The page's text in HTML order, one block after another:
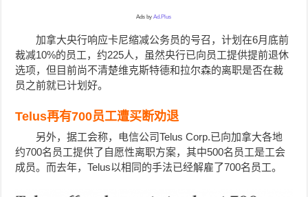
Ads byAd.Plus
加拿大央行响应卡尼缩减公务员的号召，计划在6月底前
裁减10%的员工，约225人，虽然央行已向员工提供提前退休
选项，但目前尚不清楚维克斯特德和拉尔森的离职是否在裁
员之前就已计划好。
Telus再有700员工遭买断劝退
另外，据工会称，电信公司Telus Corp.已向加拿大各地
约700名员工提供了自愿性离职方案，其中500名员工是工会
成员。而去年，Telus以相同的手法已经解雇了700名员工。